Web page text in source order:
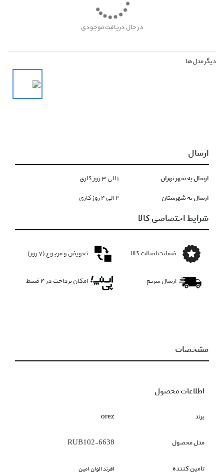
در حال دریافت موجودی
دیگر مدل‌ها
ارسال
ارسال به شهر تهران ١ الی ۳ روز کاری
ارسال به شهرستان ۲ الی ۴ روز کاری
شرایط اختصاصی کالا
ضمانت اصالت کالا تعویض و مرجوع (۷ روز)
ارسال سریع امکان پرداخت در 4 قسط
مشخصات
اطلاعات محصول
برند orez
مدل محصول RUB102-6638
تامین کننده افرند الوان امین